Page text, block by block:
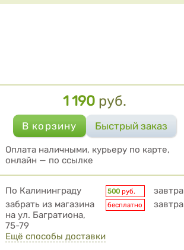
Цена
1 190 руб.
Оплата наличными, курьеру по карте,
онлайн — по ссылке
Условия доставки
По Калининграду 500 руб.
завтра
забрать из магазина
на ул. Багратиона,
75-79
бесплатно завтра
Ещё способы доставки